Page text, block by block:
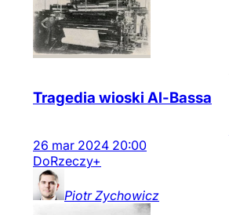
Tragedia wioski Al-Bassa
26 mar 2024 20:00
DoRzeczy+
Piotr Zychowicz